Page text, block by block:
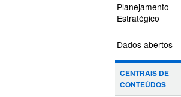
Planejamento
Estratégico
Dados abertos
CENTRAIS DE
CONTEÚDOS